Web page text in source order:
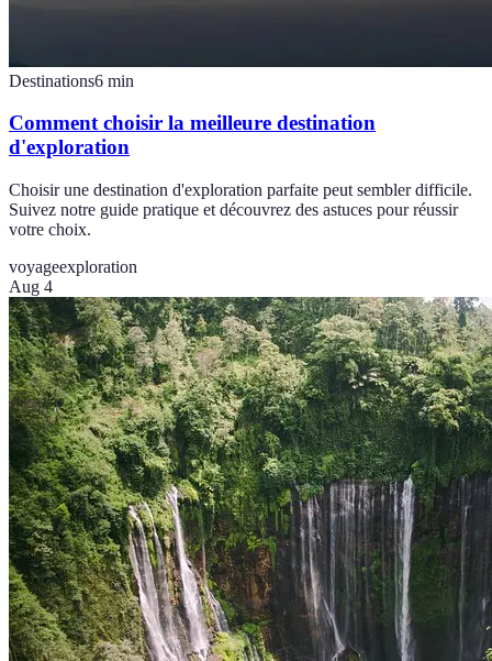
Destinations6 min
Comment choisir la meilleure destination
d'exploration
Choisir une destination d'exploration parfaite peut sembler difficile.
Suivez notre guide pratique et découvrez des astuces pour réussir
votre choix.
voyageexploration
Aug 4